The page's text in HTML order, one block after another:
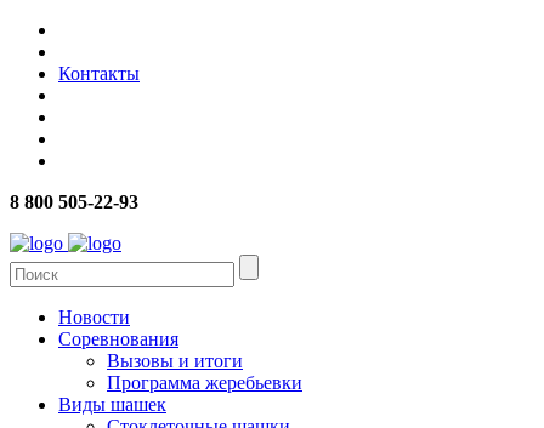
Контакты
8 800 505-22-93
Новости
Соревнования
Вызовы и итоги
Программа жеребьевки
Виды шашек